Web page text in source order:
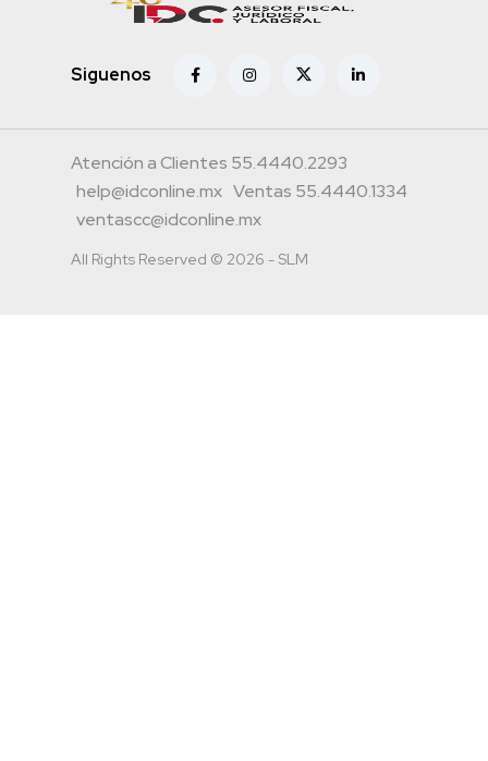
Siguenos
Atención a Clientes 55.4440.2293
help@idconline.mx Ventas 55.4440.1334
ventascc@idconline.mx
All Rights Reserved © 2026 - SLM